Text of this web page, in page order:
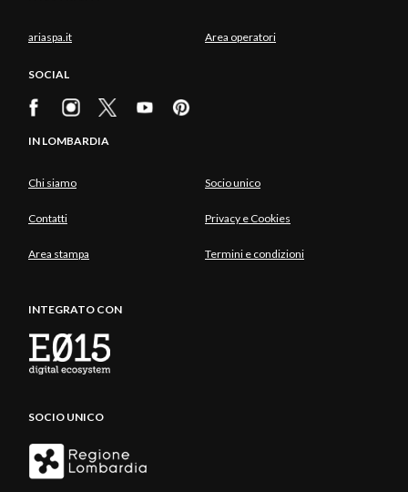
ariaspa.it Area operatori
SOCIAL
IN LOMBARDIA
Chi siamo Socio unico
Contatti Privacy e Cookies
Area stampa Termini e condizioni
INTEGRATO CON
SOCIO UNICO